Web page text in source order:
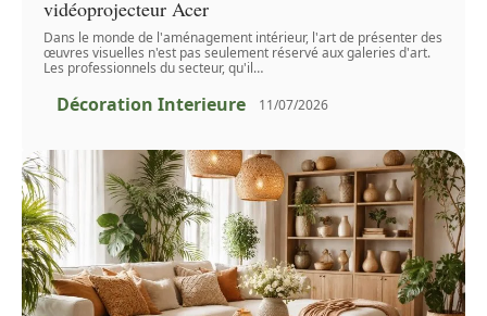
vidéoprojecteur Acer
Dans le monde de l'aménagement intérieur, l'art de présenter des
œuvres visuelles n'est pas seulement réservé aux galeries d'art.
Les professionnels du secteur, qu'il…
Décoration Interieure 11/07/2026